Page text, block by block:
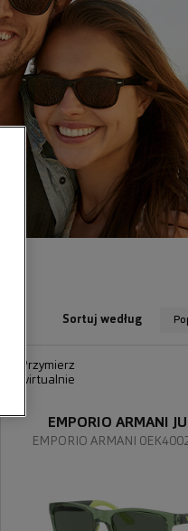
Sortuj według
Przymierz
wirtualnie
EMPORIO ARMANI
EMPORIO ARMANI